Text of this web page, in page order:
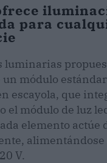
para
luminarias
un módulo
escayola, que
el módulo de luz
elemento actúe
alimentándose
V.